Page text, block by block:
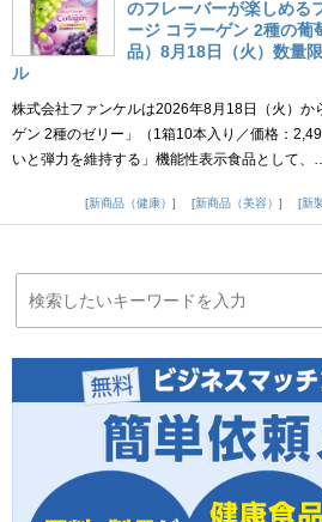
のフレーバーが楽しめる
ージ コラーゲン 2種の葡
品）8月18日（火）数量
ル
株式会社ファンケルは2026年8月18日（火）か
ゲン 2種のゼリー」（1箱10本入り／価格：
いと弾力を維持する」機能性表示食品として
新商品（健康）
新商品（美容） 新